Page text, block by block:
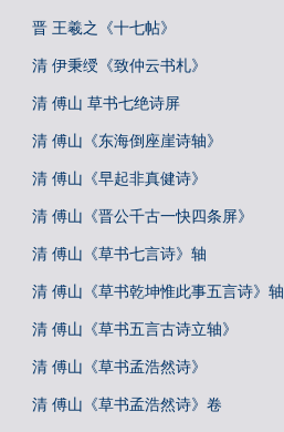
晋 王羲之《十七帖》
清 伊秉绶《致仲云书札》
清 傅山 草书七绝诗屏
清 傅山《东海倒座崖诗轴》
清 傅山《早起非真健诗》
清 傅山《晋公千古一快四条屏》
清 傅山《草书七言诗》轴
清 傅山《草书乾坤惟此事五言诗》轴
清 傅山《草书五言古诗立轴》
清 傅山《草书孟浩然诗》
清 傅山《草书孟浩然诗》卷